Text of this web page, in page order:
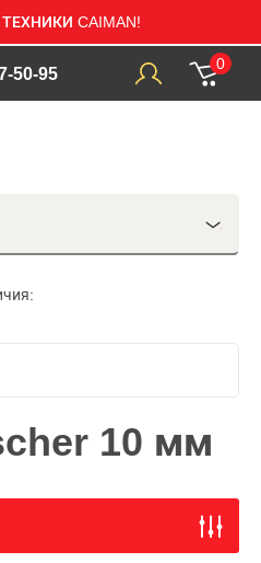
CAIMAN!
50-95
0
10 мм